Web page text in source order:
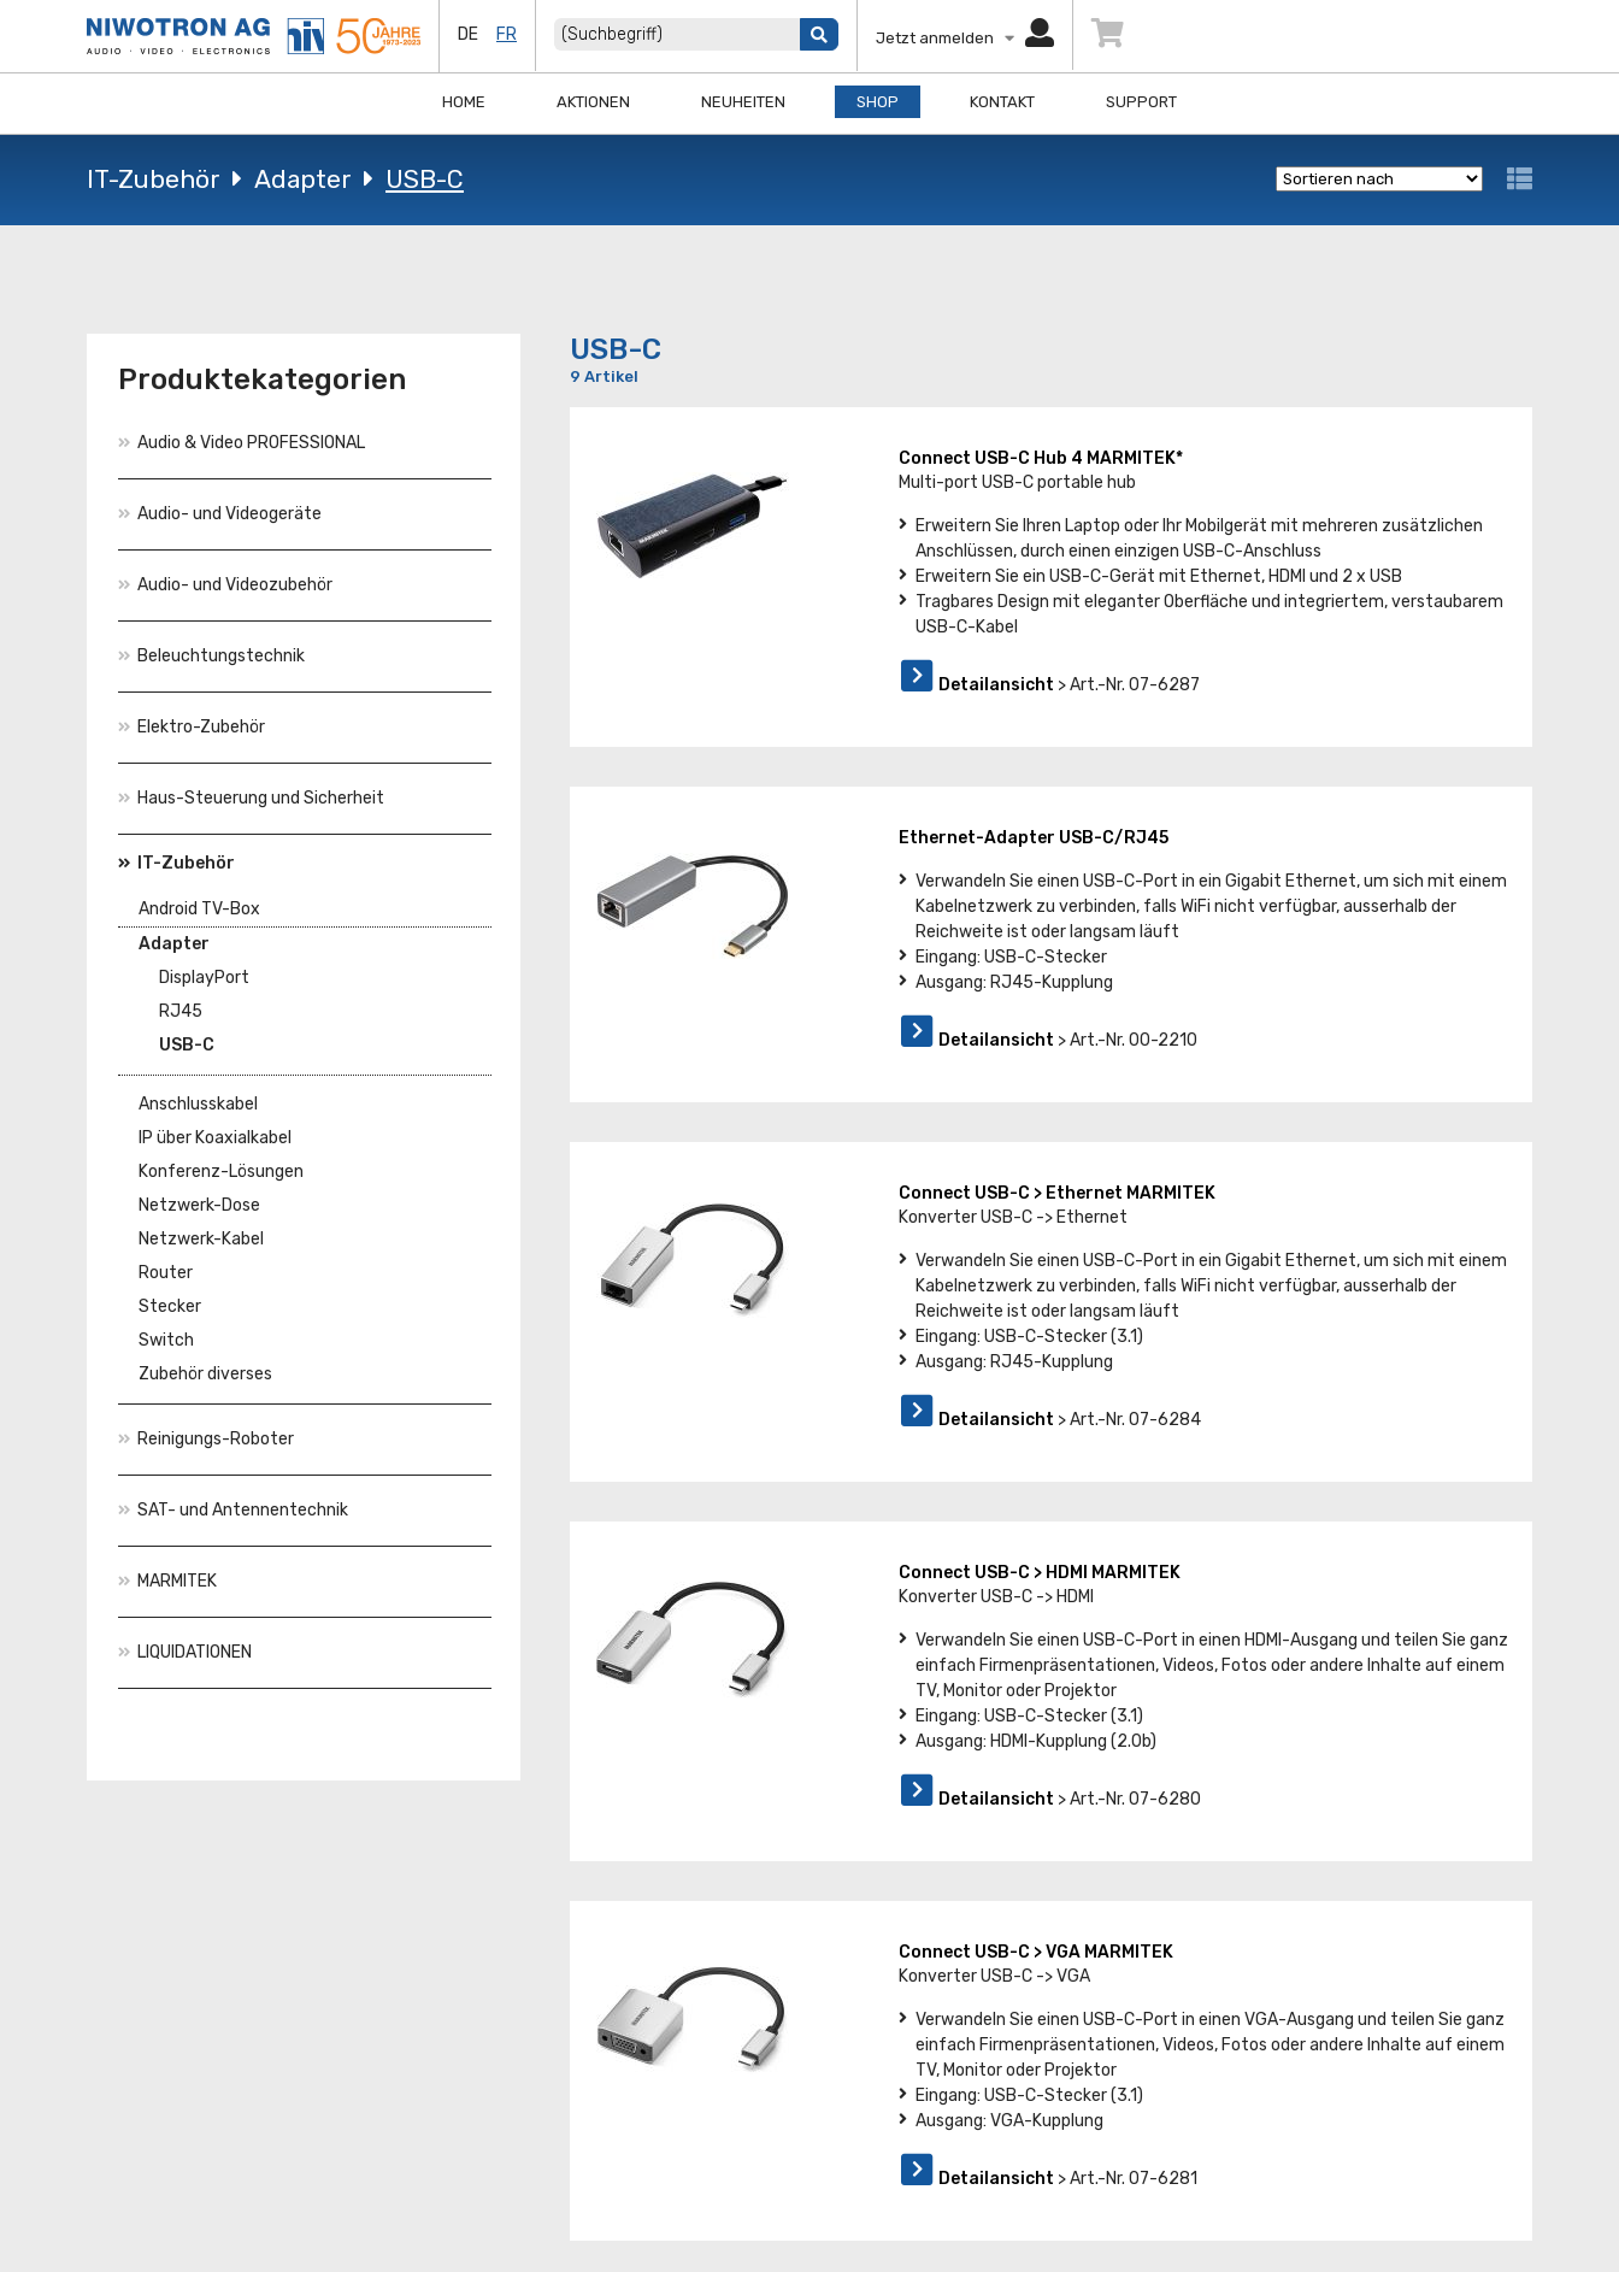
DE FR Jetzt anmelden
HOME AKTIONEN NEUHEITEN SHOP KONTAKT SUPPORT
IT-Zubehör Adapter USB-C
Produktekategorien
Audio & Video PROFESSIONAL
Audio- und Videogeräte
Audio- und Videozubehör
Beleuchtungstechnik
Elektro-Zubehör
Haus-Steuerung und Sicherheit
IT-Zubehör
Android TV-Box
Adapter
DisplayPort
RJ45
USB-C
Anschlusskabel
IP über Koaxialkabel
Konferenz-Lösungen
Netzwerk-Dose
Netzwerk-Kabel
Router
Stecker
Switch
Zubehör diverses
Reinigungs-Roboter
SAT- und Antennentechnik
MARMITEK
LIQUIDATIONEN
USB-C
9 Artikel
Connect USB-C Hub 4 MARMITEK*
Multi-port USB-C portable hub
Erweitern Sie Ihren Laptop oder Ihr Mobilgerät mit mehreren zusätzlichen
Anschlüssen, durch einen einzigen USB-C-Anschluss
Erweitern Sie ein USB-C-Gerät mit Ethernet, HDMI und 2 x USB
Tragbares Design mit eleganter Oberfläche und integriertem, verstaubarem
USB-C-Kabel
Detailansicht > Art.-Nr. 07-6287
Ethernet-Adapter USB-C/RJ45
Verwandeln Sie einen USB-C-Port in ein Gigabit Ethernet, um sich mit einem
Kabelnetzwerk zu verbinden, falls WiFi nicht verfügbar, ausserhalb der
Reichweite ist oder langsam läuft
Eingang: USB-C-Stecker
Ausgang: RJ45-Kupplung
Detailansicht > Art.-Nr. 00-2210
Connect USB-C > Ethernet MARMITEK
Konverter USB-C -> Ethernet
Verwandeln Sie einen USB-C-Port in ein Gigabit Ethernet, um sich mit einem
Kabelnetzwerk zu verbinden, falls WiFi nicht verfügbar, ausserhalb der
Reichweite ist oder langsam läuft
Eingang: USB-C-Stecker (3.1)
Ausgang: RJ45-Kupplung
Detailansicht > Art.-Nr. 07-6284
Connect USB-C > HDMI MARMITEK
Konverter USB-C -> HDMI
Verwandeln Sie einen USB-C-Port in einen HDMI-Ausgang und teilen Sie ganz
einfach Firmenpräsentationen, Videos, Fotos oder andere Inhalte auf einem
TV, Monitor oder Projektor
Eingang: USB-C-Stecker (3.1)
Ausgang: HDMI-Kupplung (2.0b)
Detailansicht > Art.-Nr. 07-6280
Connect USB-C > VGA MARMITEK
Konverter USB-C -> VGA
Verwandeln Sie einen USB-C-Port in einen VGA-Ausgang und teilen Sie ganz
einfach Firmenpräsentationen, Videos, Fotos oder andere Inhalte auf einem
TV, Monitor oder Projektor
Eingang: USB-C-Stecker (3.1)
Ausgang: VGA-Kupplung
Detailansicht > Art.-Nr. 07-6281